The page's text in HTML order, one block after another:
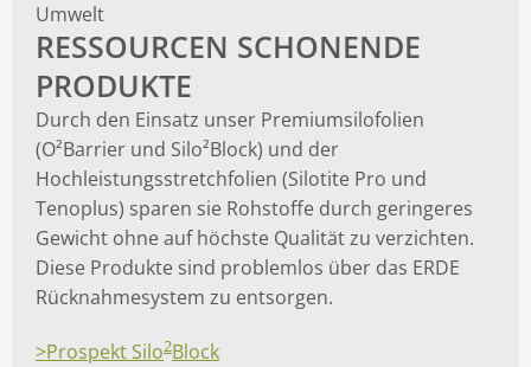
Umwelt
RESSOURCEN SCHONENDE
PRODUKTE
Durch den Einsatz unser Premiumsilofolien
(O²Barrier und Silo²Block) und der
Hochleistungsstretchfolien (Silotite Pro und
Tenoplus) sparen sie Rohstoffe durch geringeres
Gewicht ohne auf höchste Qualität zu verzichten.
Diese Produkte sind problemlos über das ERDE
Rücknahmesystem zu entsorgen.
>Prospekt Silo2Block